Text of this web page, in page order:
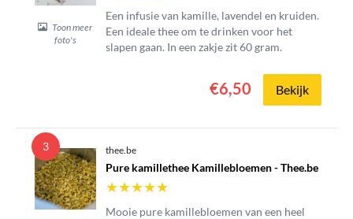
Toon meer
foto's
Een infusie van kamille, lavendel en kruiden.
Een ideale thee om te drinken voor het
slapen gaan. In een zakje zit 60 gram.
€6,50 Bekijk
3 thee.be
Pure kamillethee Kamillebloemen - Thee.be
★★★★★
Mooie pure kamillebloemen van een heel